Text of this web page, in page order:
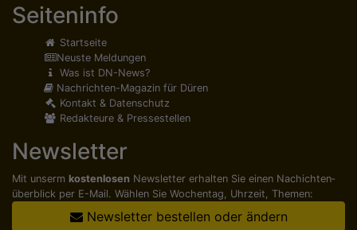
Seiteninfo
Startseite
Neuste Meldungen
Was ist DN-News?
Nachrichten-Magazin für Düren
Kontakt & Datenschutz
Redakteure & Pressestellen
Newsletter
Mit unserm kostenlosen Newsletter erhalten Sie einen Nachichten­
überblick per E-Mail. Wählen Sie Wochentag, Uhrzeit, Themen:
Newsletter bestellen oder ändern